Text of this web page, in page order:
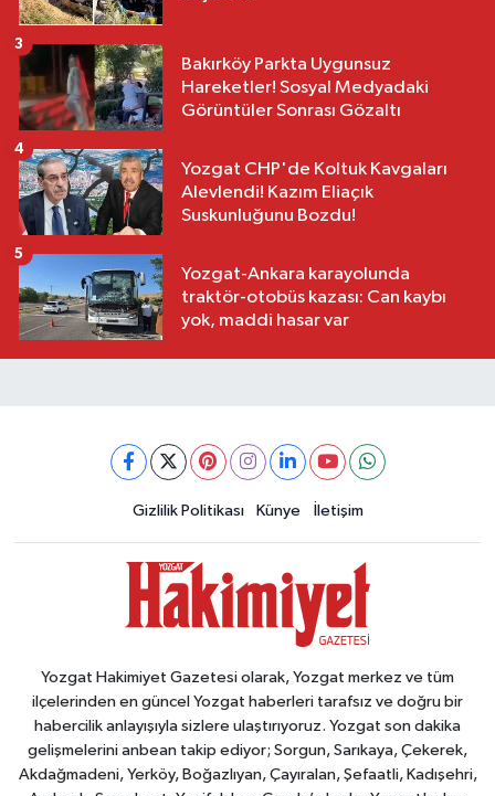
Bakırköy Parkta Uygunsuz
Hareketler! Sosyal Medyadaki
Görüntüler Sonrası Gözaltı
3
Yozgat CHP'de Koltuk Kavgaları
Alevlendi! Kazım Eliaçık
Suskunluğunu Bozdu!
4
Yozgat-Ankara karayolunda
traktör-otobüs kazası: Can kaybı
yok, maddi hasar var
5
Gizlilik Politikası Künye İletişim
Yozgat Hakimiyet Gazetesi olarak, Yozgat merkez ve tüm
ilçelerinden en güncel Yozgat haberleri tarafsız ve doğru bir
habercilik anlayışıyla sizlere ulaştırıyoruz. Yozgat son dakika
gelişmelerini anbean takip ediyor; Sorgun, Sarıkaya, Çekerek,
Akdağmadeni, Yerköy, Boğazlıyan, Çayıralan, Şefaatli, Kadışehri,